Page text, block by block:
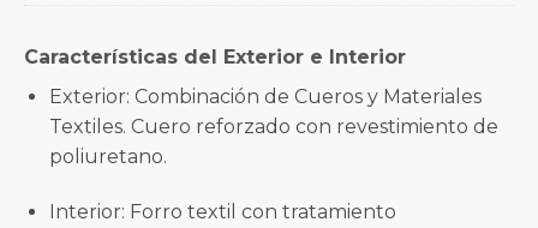
Características del Exterior e Interior
Exterior: Combinación de Cueros y Materiales
Textiles. Cuero reforzado con revestimiento de
poliuretano.
Interior: Forro textil con tratamiento